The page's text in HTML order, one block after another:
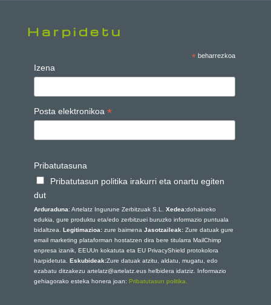
Harpidetu
* beharrezkoa
Izena
Posta elektronikoa *
Pribatutasuna
Pribatutasun politika irakurri eta onartu egiten
dut
Arduraduna: Artelatz Ingurune Zerbitzuak S.L. Xedea:dohaineko
edukia, gure produktu eta/edo zerbitzuei buruzko informazio puntuala
bidaltzea. Legitimazioa:zure baimena Jasotzaileak: Zure datuak gure
email marketing plataforman hostatzen dira bere titularra MailChimp
enpresa izanik, EEUUn kokatuta eta EU PrivacyShield protokolora
harpidetuta. Eskubideak:Zure datuak atzitu, aldatu, mugatu, edo
ezabatu ditzakezu artelatz@artelatz.eus helbidera idatziz. Informazio
gehiagorako esteka honera joan: Pribatutasun politika.